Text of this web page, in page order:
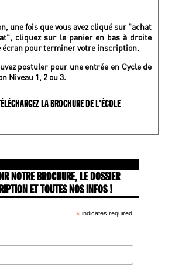
une fois que vous avez cliqué sur "achat
cliquez sur le panier en bas à droite
écran pour terminer votre inscription.
postuler pour une entrée en Cycle de
Niveau 1, 2 ou 3.
LA BROCHURE DE L'ÉCOLE
NOTRE BROCHURE, LE DOSSIER
ET TOUTES NOS INFOS !
* indicates required